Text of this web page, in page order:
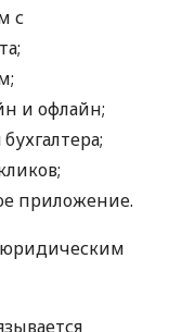
с
и офлайн;
приложение.